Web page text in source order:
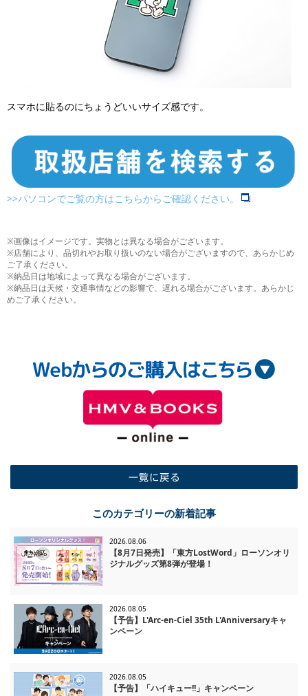
スマホに貼るのにちょうどいいサイズ感です。
>>パソコンでご覧の方はこちらからご確認ください。
※画像はイメージです。実物とは異なる場合がございます。
※店舗により、品切れやお取り扱いのない場合がございますので、あらかじめ
ご了承ください。
※納品日は地域によって異なる場合がございます。
※納品日は天候・交通事情などの影響で、遅れる場合がございます。あらかじ
めご了承ください。
このカテゴリーの新着記事
2026.08.06
【8月7日発売】「東方LostWord」ローソンオリ
ジナルグッズ第8弾が登場！
2026.08.05
【予告】L'Arc-en-Ciel 35th L'Anniversaryキャ
ンペーン
2026.08.05
【予告】「ハイキュー!!」キャンペーン